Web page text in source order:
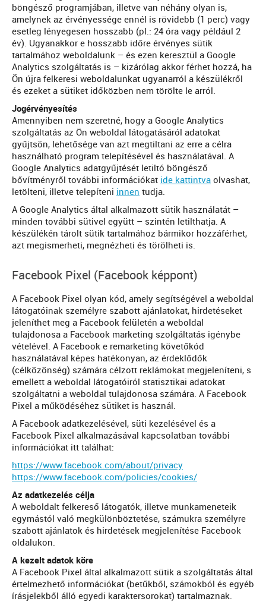
böngésző programjában, illetve van néhány olyan is,
amelynek az érvényessége ennél is rövidebb (1 perc) vagy
esetleg lényegesen hosszabb (pl.: 24 óra vagy például 2
év). Ugyanakkor e hosszabb időre érvényes sütik
tartalmához weboldalunk – és ezen keresztül a Google
Analytics szolgáltatás is – kizárólag akkor férhet hozzá, ha
Ön újra felkeresi weboldalunkat ugyanarról a készülékről
és ezeket a sütiket időközben nem törölte le arról.
Jogérvényesítés
Amennyiben nem szeretné, hogy a Google Analytics
szolgáltatás az Ön weboldal látogatásáról adatokat
gyűjtsön, lehetősége van azt megtiltani az erre a célra
használható program telepítésével és használatával. A
Google Analytics adatgyűjtését letiltó böngésző
bővítményről további információkat ide kattintva olvashat,
letölteni, illetve telepíteni innen tudja.
A Google Analytics által alkalmazott sütik használatát –
minden további sütivel együtt – szintén letilthatja. A
készülékén tárolt sütik tartalmához bármikor hozzáférhet,
azt megismerheti, megnézheti és törölheti is.
Facebook Pixel (Facebook képpont)
A Facebook Pixel olyan kód, amely segítségével a weboldal
látogatóinak személyre szabott ajánlatokat, hirdetéseket
jeleníthet meg a Facebook felületén a weboldal
tulajdonosa a Facebook marketing szolgáltatás igénybe
vételével. A Facebook e remarketing követőkód
használatával képes hatékonyan, az érdeklődők
(célközönség) számára célzott reklámokat megjeleníteni, s
emellett a weboldal látogatóiról statisztikai adatokat
szolgáltatni a weboldal tulajdonosa számára. A Facebook
Pixel a működéséhez sütiket is használ.
A Facebook adatkezelésével, süti kezelésével és a
Facebook Pixel alkalmazásával kapcsolatban további
információkat itt találhat:
https://www.facebook.com/about/privacy
https://www.facebook.com/policies/cookies/
Az adatkezelés célja
A weboldalt felkereső látogatók, illetve munkameneteik
egymástól való megkülönböztetése, számukra személyre
szabott ajánlatok és hirdetések megjelenítése Facebook
oldalukon.
A kezelt adatok köre
A Facebook Pixel által alkalmazott sütik a szolgáltatás által
értelmezhető információkat (betűkből, számokból és egyéb
írásjelekből álló egyedi karaktersorokat) tartalmaznak.